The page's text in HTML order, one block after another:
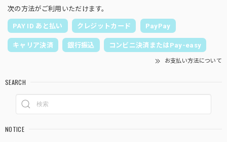
次の方法がご利用いただけます。
PAY ID あと払い クレジットカード PayPay
キャリア決済 銀行振込 コンビニ決済またはPay-easy
お支払い方法について
SEARCH
NOTICE